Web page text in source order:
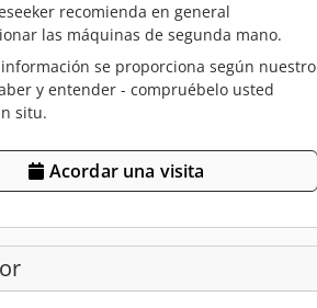
recomienda en general
las máquinas de segunda mano.
se proporciona según nuestro
y entender - compruébelo usted
situ.
Acordar una visita